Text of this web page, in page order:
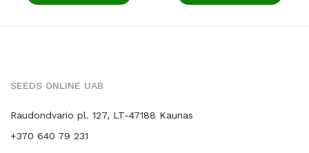
SEEDS ONLINE UAB
Raudondvario pl. 127, LT-47188 Kaunas
+370 640 79 231